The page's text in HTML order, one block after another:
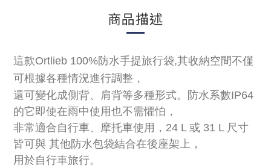
商品描述
這款Ortlieb 100%防水手提旅行袋,其收納空間不僅
可根據各種情況進行調整，
還可變化成側背、肩背等多種形式。防水系數IP64
的它即使在雨中使用也不需懼怕，
非常適合自行車、摩托車使用，24 L 或 31 L 尺寸
皆可與 其他防水包袋結合在後座架上，
用於自行車旅行。